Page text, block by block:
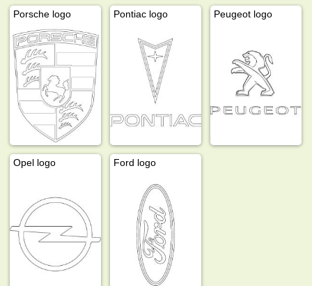
Porsche logo Pontiac logo Peugeot logo
Opel logo Ford logo